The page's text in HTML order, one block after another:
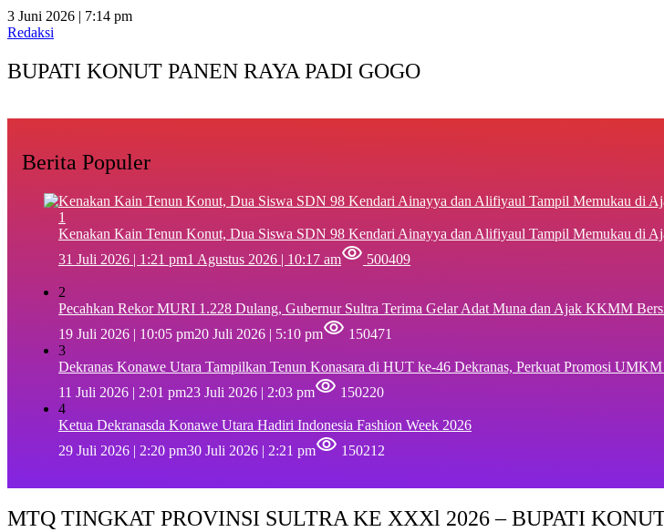
3 Juni 2026 | 7:14 pm
Redaksi
BUPATI KONUT PANEN RAYA PADI GOGO
Berita Populer
1
‎Kenakan Kain Tenun Konut, Dua Siswa SDN 98 Kendari Ainayya dan Alifiyaul Tampil Memukau di
31 Juli 2026 | 1:21 pm1 Agustus 2026 | 10:17 am 500409
2
Pecahkan Rekor MURI 1.228 Dulang, Gubernur Sultra Terima Gelar Adat Muna dan Ajak KKMM
19 Juli 2026 | 10:05 pm20 Juli 2026 | 5:10 pm
150471
3
Dekranas Konawe Utara Tampilkan Tenun Konasara di HUT ke-46 Dekranas, Perkuat Promosi UMKM
11 Juli 2026 | 2:01 pm23 Juli 2026 | 2:03 pm
150220
4
Ketua Dekranasda Konawe Utara Hadiri Indonesia Fashion Week 2026
29 Juli 2026 | 2:20 pm30 Juli 2026 | 2:21 pm 150212
MTQ TINGKAT PROVINSI SULTRA KE XXXl 2026 – BUPATI